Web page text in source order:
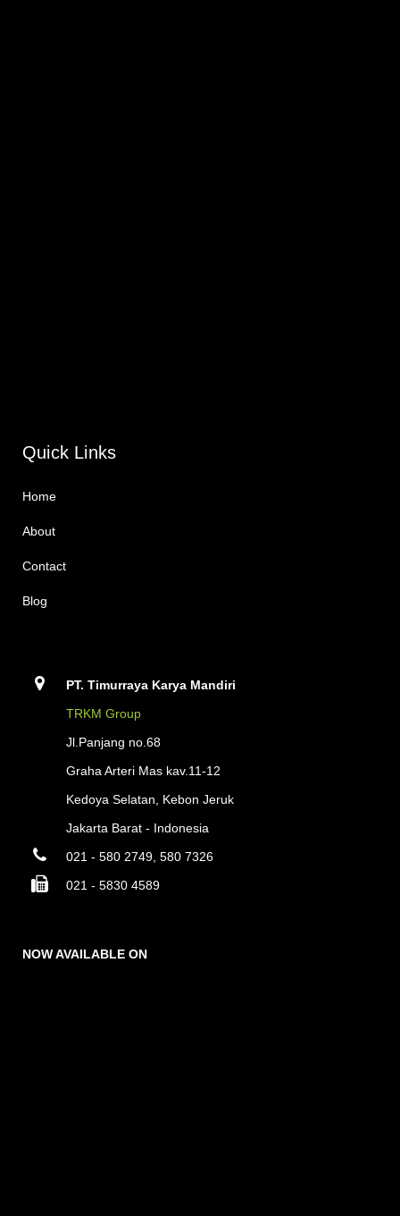
Quick Links
Home
About
Contact
Blog
PT. Timurraya Karya Mandiri
TRKM Group
Jl.Panjang no.68
Graha Arteri Mas kav.11-12
Kedoya Selatan, Kebon Jeruk
Jakarta Barat - Indonesia
021 - 580 2749, 580 7326
021 - 5830 4589
NOW AVAILABLE ON